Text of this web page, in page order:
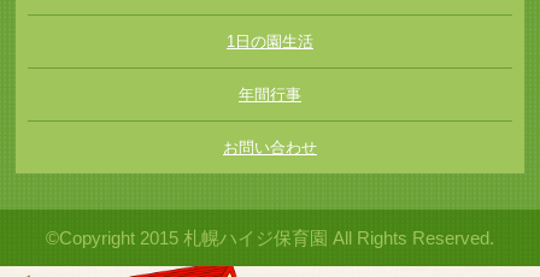
1日の園生活
年間行事
お問い合わせ
©Copyright 2015 札幌ハイジ保育園 All Rights Reserved.